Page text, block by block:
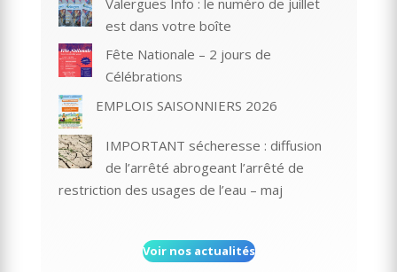
est dans votre boîte
Fête Nationale – 2 jours de
Célébrations
EMPLOIS SAISONNIERS 2026
IMPORTANT sécheresse : diffusion
de l’arrêté abrogeant l’arrêté de
restriction des usages de l’eau – maj
Voir nos actualités